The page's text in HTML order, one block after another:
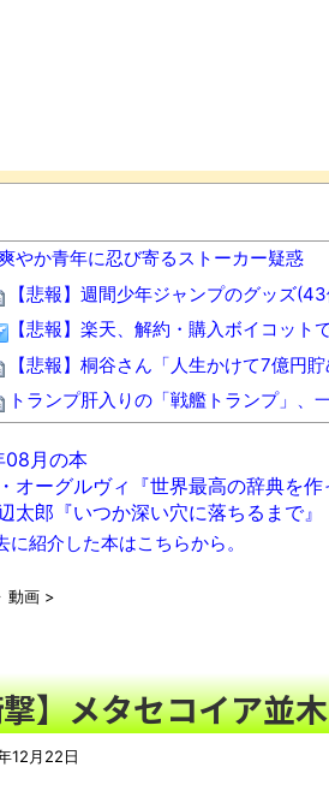
やか青年に忍び寄るストーカー疑惑
【悲報】週間少年ジャンプのグッズ
【悲報】楽天、解約・購入ボイコット
【悲報】桐谷さん「人生かけて7億円
トランプ肝入りの「戦艦トランプ」、
カップ麺は容器から有害物質が熱湯に
アニメ「ヤニねこ」、BPOで議論
組合「有給取って原爆ドームを占拠し
ハゲにハゲ始めた時の感想聞いた結果ｗ
【賛否】ジョージア大使「今日は一般
週間少年ジャンプのグッズ(43億円分)
【衝撃】ジャンプストアで大量注文→
たことで欲求が満たされた」
月の本
オーグルヴィ『世界最高の辞典を
太郎『いつか深い穴に落ちるまで』
に紹介した本はこちらから。
動画 >
】メタセコイア並
12月22日